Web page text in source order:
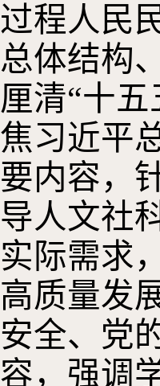
过程人民
总体结构
厘清“十
焦习近平
要内容，
导人文社
实际需求
高质量发
安全、党
容，强调